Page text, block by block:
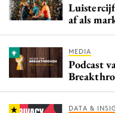
af als
MEDIA
Podcast
DATA &